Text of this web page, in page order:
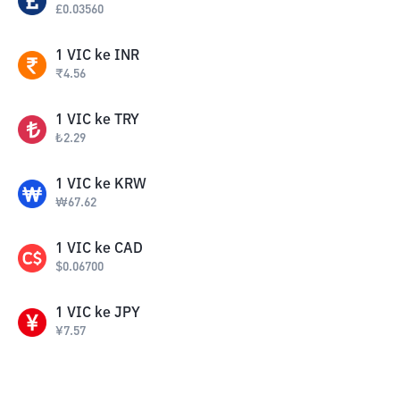
£0.03560
1 VIC ke INR
₹4.56
1 VIC ke TRY
₺2.29
1 VIC ke KRW
₩67.62
1 VIC ke CAD
$0.06700
1 VIC ke JPY
¥7.57